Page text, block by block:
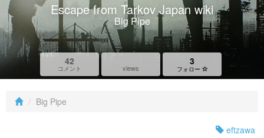
Escape from Tarkov Japan wiki
Big Pipe
42
コメント views
3
フォロー
Big Pipe
eftzawa